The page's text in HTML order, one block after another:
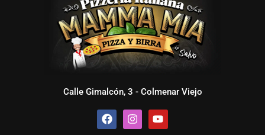
Calle Gimalcón, 3 - Colmenar Viejo
F
a
I
n
Y
o